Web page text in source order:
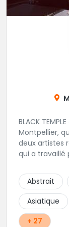
BLACK
Montpellier, quartier
deux artistes résidents :
qui a travaillé
qui a travaillé
avant de
accueille
guests tout
d'autres styles.
Abstrait
Asiatique
+ 27